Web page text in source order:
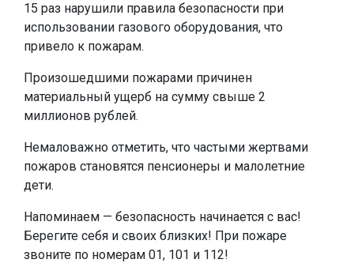
15 раз нарушили правила безопасности при
использовании газового оборудования, что
привело к пожарам.
Произошедшими пожарами причинен
материальный ущерб на сумму свыше 2
миллионов рублей.
Немаловажно отметить, что частыми жертвами
пожаров становятся пенсионеры и малолетние
дети.
Напоминаем — безопасность начинается с вас!
Берегите себя и своих близких! При пожаре
звоните по номерам 01, 101 и 112!